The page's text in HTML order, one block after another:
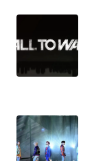
WN
TEBING
TINGGI
PAKPAK
WN